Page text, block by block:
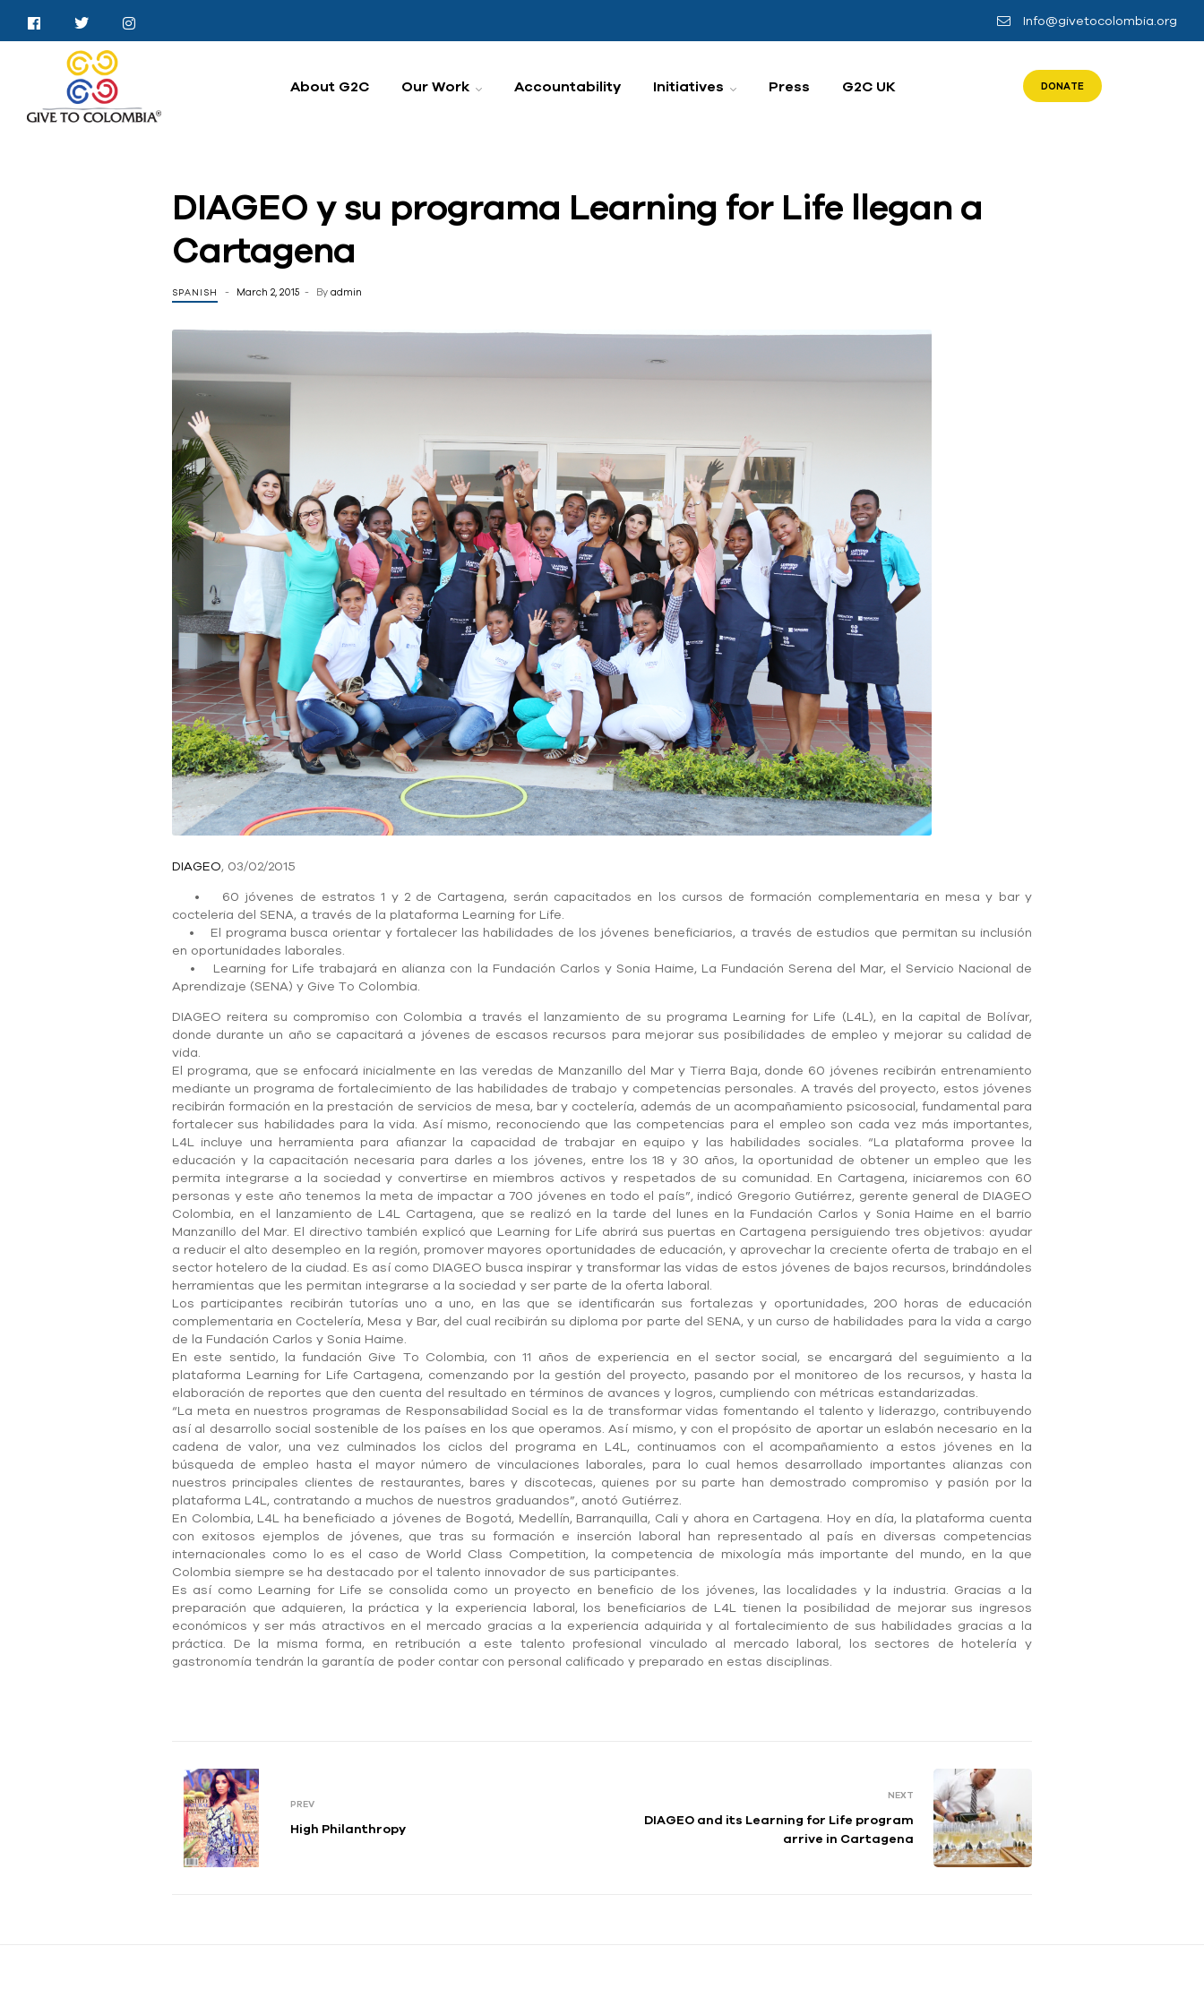
Info@givetocolombia.org
About G2C Our Work Accountability Initiatives Press G2C UK DONATE
DIAGEO y su programa Learning for Life llegan a
Cartagena
SPANISH March 2, 2015 By admin
DIAGEO, 03/02/2015
• 60 jóvenes de estratos 1 y 2 de Cartagena, serán capacitados en los cursos de formación complementaria en mesa y bar y
cocteleria del SENA, a través de la plataforma Learning for Life.
• El programa busca orientar y fortalecer las habilidades de los jóvenes beneficiarios, a través de estudios que permitan su inclusión
en oportunidades laborales.
• Learning for Life trabajará en alianza con la Fundación Carlos y Sonia Haime, La Fundación Serena del Mar, el Servicio Nacional de
Aprendizaje (SENA) y Give To Colombia.
DIAGEO reitera su compromiso con Colombia a través el lanzamiento de su programa Learning for Life (L4L), en la capital de Bolívar,
donde durante un año se capacitará a jóvenes de escasos recursos para mejorar sus posibilidades de empleo y mejorar su calidad de
vida.
El programa, que se enfocará inicialmente en las veredas de Manzanillo del Mar y Tierra Baja, donde 60 jóvenes recibirán entrenamiento
mediante un programa de fortalecimiento de las habilidades de trabajo y competencias personales. A través del proyecto, estos jóvenes
recibirán formación en la prestación de servicios de mesa, bar y coctelería, además de un acompañamiento psicosocial, fundamental para
fortalecer sus habilidades para la vida. Así mismo, reconociendo que las competencias para el empleo son cada vez más importantes,
L4L incluye una herramienta para afianzar la capacidad de trabajar en equipo y las habilidades sociales. “La plataforma provee la
educación y la capacitación necesaria para darles a los jóvenes, entre los 18 y 30 años, la oportunidad de obtener un empleo que les
permita integrarse a la sociedad y convertirse en miembros activos y respetados de su comunidad. En Cartagena, iniciaremos con 60
personas y este año tenemos la meta de impactar a 700 jóvenes en todo el país”, indicó Gregorio Gutiérrez, gerente general de DIAGEO
Colombia, en el lanzamiento de L4L Cartagena, que se realizó en la tarde del lunes en la Fundación Carlos y Sonia Haime en el barrio
Manzanillo del Mar. El directivo también explicó que Learning for Life abrirá sus puertas en Cartagena persiguiendo tres objetivos: ayudar
a reducir el alto desempleo en la región, promover mayores oportunidades de educación, y aprovechar la creciente oferta de trabajo en el
sector hotelero de la ciudad. Es así como DIAGEO busca inspirar y transformar las vidas de estos jóvenes de bajos recursos, brindándoles
herramientas que les permitan integrarse a la sociedad y ser parte de la oferta laboral.
Los participantes recibirán tutorías uno a uno, en las que se identificarán sus fortalezas y oportunidades, 200 horas de educación
complementaria en Coctelería, Mesa y Bar, del cual recibirán su diploma por parte del SENA, y un curso de habilidades para la vida a cargo
de la Fundación Carlos y Sonia Haime.
En este sentido, la fundación Give To Colombia, con 11 años de experiencia en el sector social, se encargará del seguimiento a la
plataforma Learning for Life Cartagena, comenzando por la gestión del proyecto, pasando por el monitoreo de los recursos, y hasta la
elaboración de reportes que den cuenta del resultado en términos de avances y logros, cumpliendo con métricas estandarizadas.
“La meta en nuestros programas de Responsabilidad Social es la de transformar vidas fomentando el talento y liderazgo, contribuyendo
así al desarrollo social sostenible de los países en los que operamos. Así mismo, y con el propósito de aportar un eslabón necesario en la
cadena de valor, una vez culminados los ciclos del programa en L4L, continuamos con el acompañamiento a estos jóvenes en la
búsqueda de empleo hasta el mayor número de vinculaciones laborales, para lo cual hemos desarrollado importantes alianzas con
nuestros principales clientes de restaurantes, bares y discotecas, quienes por su parte han demostrado compromiso y pasión por la
plataforma L4L, contratando a muchos de nuestros graduandos”, anotó Gutiérrez.
En Colombia, L4L ha beneficiado a jóvenes de Bogotá, Medellín, Barranquilla, Cali y ahora en Cartagena. Hoy en día, la plataforma cuenta
con exitosos ejemplos de jóvenes, que tras su formación e inserción laboral han representado al país en diversas competencias
internacionales como lo es el caso de World Class Competition, la competencia de mixología más importante del mundo, en la que
Colombia siempre se ha destacado por el talento innovador de sus participantes.
Es así como Learning for Life se consolida como un proyecto en beneficio de los jóvenes, las localidades y la industria. Gracias a la
preparación que adquieren, la práctica y la experiencia laboral, los beneficiarios de L4L tienen la posibilidad de mejorar sus ingresos
económicos y ser más atractivos en el mercado gracias a la experiencia adquirida y al fortalecimiento de sus habilidades gracias a la
práctica. De la misma forma, en retribución a este talento profesional vinculado al mercado laboral, los sectores de hotelería y
gastronomía tendrán la garantía de poder contar con personal calificado y preparado en estas disciplinas.
PREV
High Philanthropy
NEXT
DIAGEO and its Learning for Life program
arrive in Cartagena